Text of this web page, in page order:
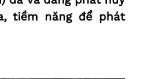
tiềm năng để phát